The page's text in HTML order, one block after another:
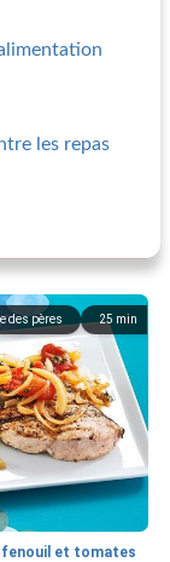
les repas
25 min
des pères
fenouil et tomates